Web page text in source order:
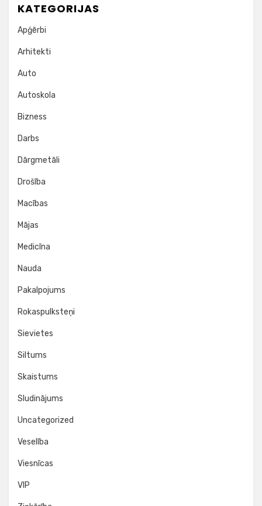
KATEGORIJAS
Apģērbi
Arhitekti
Auto
Autoskola
Bizness
Darbs
Dārgmetāli
Drošība
Macības
Mājas
Medicīna
Nauda
Pakalpojums
Rokaspulksteņi
Sievietes
Siltums
Skaistums
Sludinājums
Uncategorized
Veselība
Viesnīcas
VIP